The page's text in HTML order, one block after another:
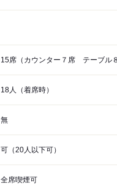
15席（カウンター７席 テーブル８
18人（着席時）
無
可（20人以下可）
全席喫煙可